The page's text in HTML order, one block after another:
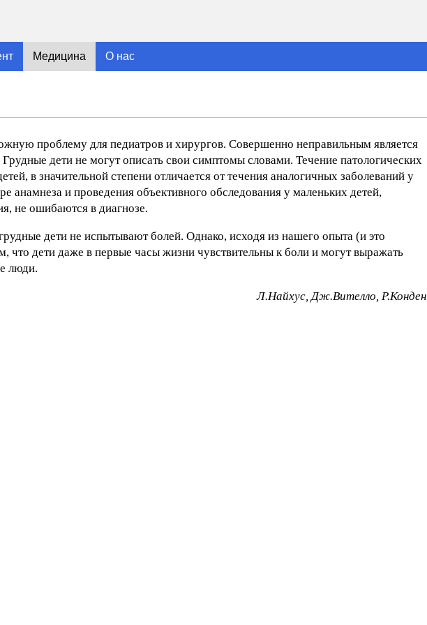
Медицина О нас
проблему для педиатров и хирургов. Совершенно неправильным является
дети не могут описать свои симптомы словами. Течение патологических
в значительной степени отличается от течения аналогичных заболеваний у
анамнеза и проведения объективного обследования у маленьких детей,
не ошибаются в диагнозе.
дети не испытывают болей. Однако, исходя из нашего опыта (и это
дети даже в первые часы жизни чувствительны к боли и могут выражать
люди.
Л.Найхус, Дж.Вителло, Р.Конден